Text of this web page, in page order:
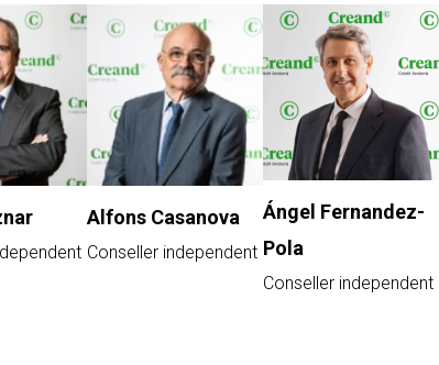
Alfons Casanova
Conseller independent
Ángel Fernandez-
Pola
Conseller independent